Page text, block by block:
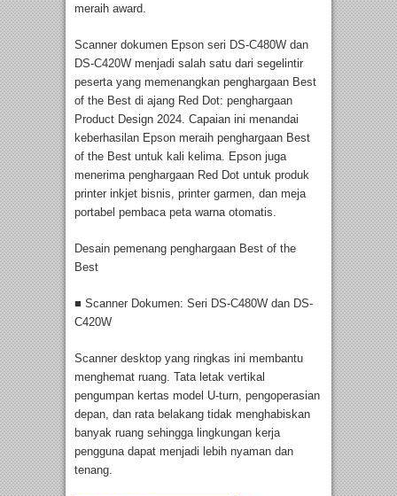
meraih award.
Scanner dokumen Epson seri DS-C480W dan
DS-C420W menjadi salah satu dari segelintir
peserta yang memenangkan penghargaan Best
of the Best di ajang Red Dot: penghargaan
Product Design 2024. Capaian ini menandai
keberhasilan Epson meraih penghargaan Best
of the Best untuk kali kelima. Epson juga
menerima penghargaan Red Dot untuk produk
printer inkjet bisnis, printer garmen, dan meja
portabel pembaca peta warna otomatis.
Desain pemenang penghargaan Best of the
Best
■ Scanner Dokumen: Seri DS-C480W dan DS-
C420W
Scanner desktop yang ringkas ini membantu
menghemat ruang. Tata letak vertikal
pengumpan kertas model U-turn, pengoperasian
depan, dan rata belakang tidak menghabiskan
banyak ruang sehingga lingkungan kerja
pengguna dapat menjadi lebih nyaman dan
tenang.